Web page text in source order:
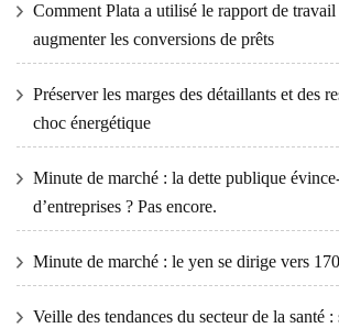
Comment Plata a utilisé le rapport de
augmenter les conversions de prêts
Préserver les marges des détaillants et des
choc énergétique
Minute de marché : la dette publique
d’entreprises ? Pas encore.
Minute de marché : le yen se dirige vers
Veille des tendances du secteur de la santé